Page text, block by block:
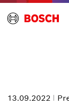
13.09.2022